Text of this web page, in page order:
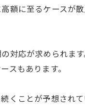
額に至るケースが
対応が求められま
スもあります。
くことが予想されて